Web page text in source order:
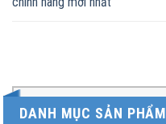
DANH MỤC SẢN PHẨM